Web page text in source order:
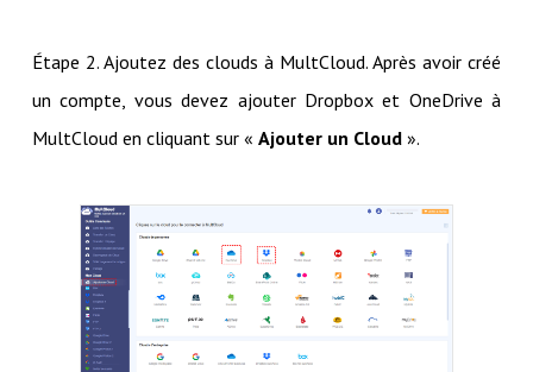
Étape 2. Ajoutez des clouds à MultCloud. Après avoir créé
un compte, vous devez ajouter Dropbox et OneDrive à
MultCloud en cliquant sur « Ajouter un Cloud».